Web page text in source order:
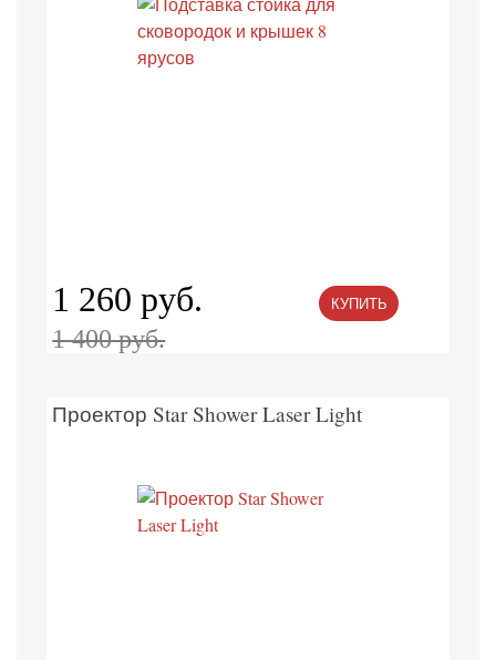
1 260 руб.
1 400 руб.
КУПИТЬ
Проектор Star Shower Laser Light